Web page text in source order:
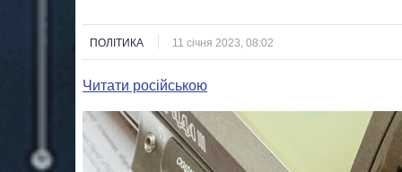
ПОЛІТИКА 11 січня 2023, 08:02
Читати російською